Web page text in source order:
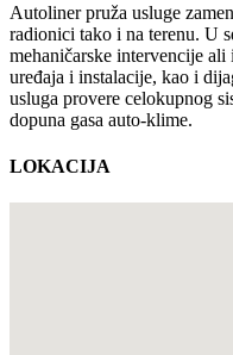
Autoliner pruža usluge
radionici tako i na terenu. U
mehaničarske intervencije
uređaja i instalacije, kao i
usluga provere celokupnog
dopuna gasa auto-klime.
LOKACIJA